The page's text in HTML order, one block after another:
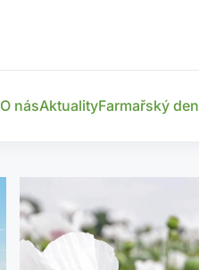
O násAktualityFarmařský den